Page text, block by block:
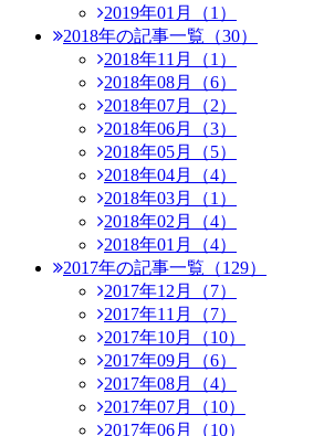
2019年01月（1）
2018年の記事一覧（30）
2018年11月（1）
2018年08月（6）
2018年07月（2）
2018年06月（3）
2018年05月（5）
2018年04月（4）
2018年03月（1）
2018年02月（4）
2018年01月（4）
2017年の記事一覧（129）
2017年12月（7）
2017年11月（7）
2017年10月（10）
2017年09月（6）
2017年08月（4）
2017年07月（10）
2017年06月（10）